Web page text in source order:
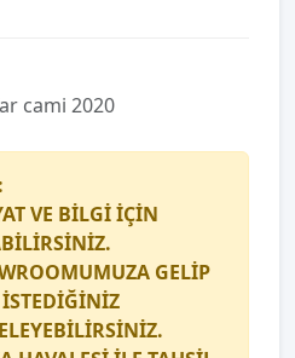
cami 2020
VE BİLGİ İÇİN
GELİP